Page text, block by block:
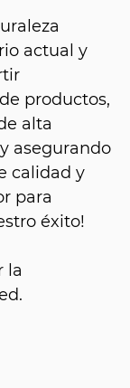
actual y
productos,
alta
asegurando
calidad y
para
éxito!
la